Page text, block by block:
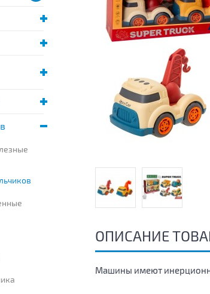
ОПИСАНИЕ
Машины имеют